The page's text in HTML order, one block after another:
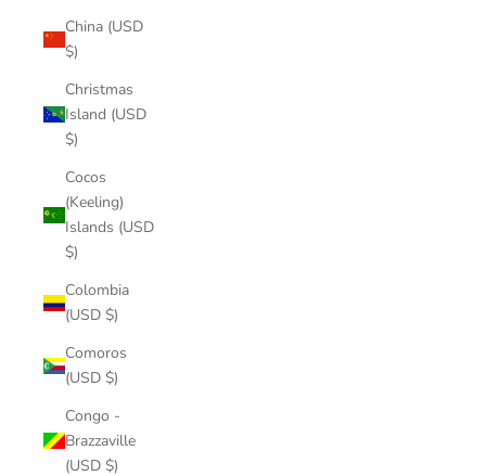
China (USD
$)
Christmas
Island (USD
$)
Cocos
(Keeling)
Islands (USD
$)
Colombia
(USD $)
Comoros
(USD $)
Congo -
Brazzaville
(USD $)